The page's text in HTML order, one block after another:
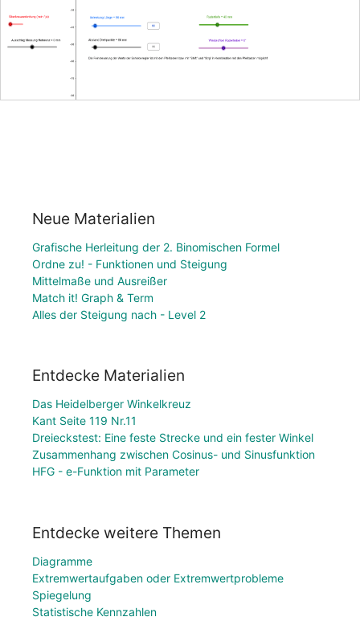
Neue Materialien
Grafische Herleitung der 2. Binomischen Formel
Ordne zu! - Funktionen und Steigung
Mittelmaße und Ausreißer
Match it! Graph & Term
Alles der Steigung nach - Level 2
Entdecke Materialien
Das Heidelberger Winkelkreuz
Kant Seite 119 Nr.11
Dreieckstest: Eine feste Strecke und ein fester Winkel
Zusammenhang zwischen Cosinus- und Sinusfunktion
HFG - e-Funktion mit Parameter
Entdecke weitere Themen
Diagramme
Extremwertaufgaben oder Extremwertprobleme
Spiegelung
Statistische Kennzahlen